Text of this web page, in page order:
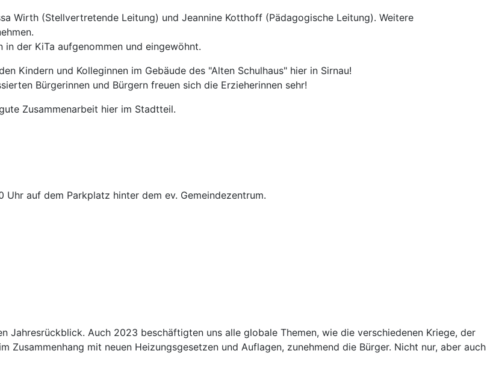
Wirth (Stellvertretende Leitung) und Jeannine Kotthoff (Pädagogische Leitung). Weitere
der KiTa aufgenommen und eingewöhnt.
Kindern und Kolleginnen im Gebäude des "Alten Schulhaus" hier in Sirnau!
Bürgerinnen und Bürgern freuen sich die Erzieherinnen sehr!
Zusammenarbeit hier im Stadtteil.
Uhr auf dem Parkplatz hinter dem ev. Gemeindezentrum.
Jahresrückblick. Auch 2023 beschäftigten uns alle globale Themen, wie die verschiedenen Kriege, der
Zusammenhang mit neuen Heizungsgesetzen und Auflagen, zunehmend die Bürger. Nicht nur, aber auch